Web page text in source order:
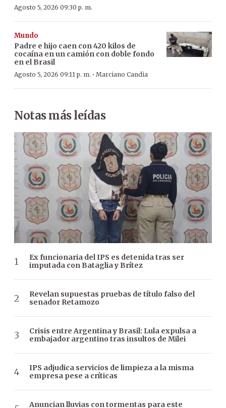
Agosto 5, 2026 09:30 p. m.
Mundo
Padre e hijo caen con 420 kilos de
cocaína en un camión con doble fondo
en el Brasil
Agosto 5, 2026 09:11 p. m. · Marciano Candia
Notas más leídas
Ex funcionaria del IPS es detenida tras ser
imputada con Bataglia y Brítez
Revelan supuestas pruebas de título falso del
senador Retamozo
Crisis entre Argentina y Brasil: Lula expulsa a
embajador argentino tras insultos de Milei
IPS adjudica servicios de limpieza a la misma
empresa pese a críticas
Anuncian lluvias con tormentas para este